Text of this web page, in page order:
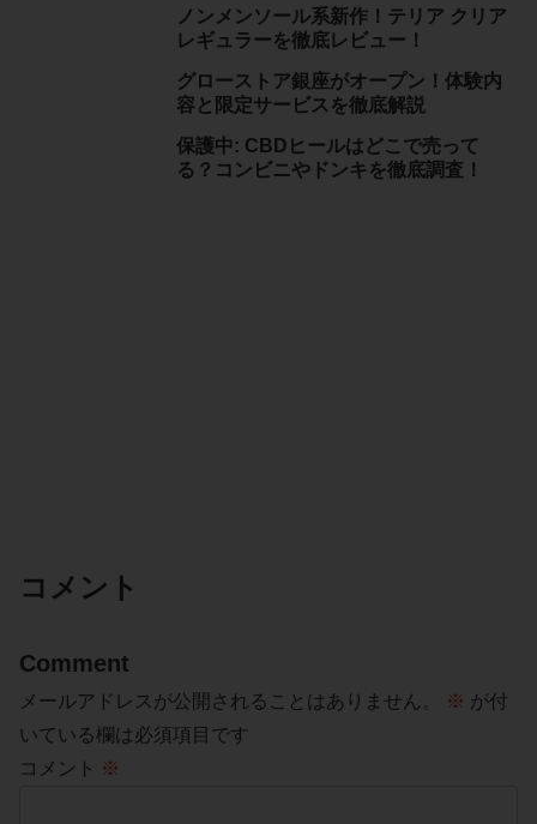
ノンメンソール系新作！テリア クリア
レギュラーを徹底レビュー！
グローストア銀座がオープン！体験内
容と限定サービスを徹底解説
保護中: CBDヒールはどこで売って
る？コンビニやドンキを徹底調査！
コメント
Comment
メールアドレスが公開されることはありません。 ※ が付
いている欄は必須項目です
コメント ※